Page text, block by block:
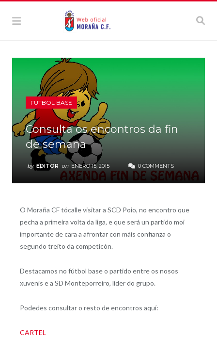
FUTBOL BASE
Consulta os encontros da fin
de semana
by EDITOR on ENERO 15, 2015 0 COMMENTS
O Moraña CF tócalle visitar a SCD Poio, no encontro que
pecha a primeira volta da liga, e que será un partido moi
importante de cara a afrontar con máis confianza o
segundo treito da competicón.
Destacamos no fútbol base o partido entre os nosos
xuvenís e a SD Monteporreiro, líder do grupo.
Podedes consultar o resto de encontros aquí:
CARTEL